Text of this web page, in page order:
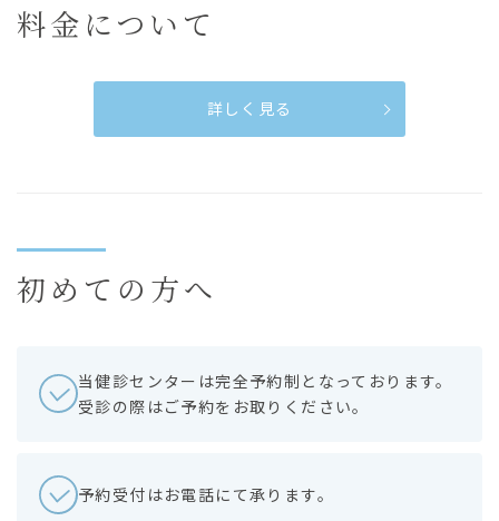
料金について
詳しく見る
初めての方へ
当健診センターは完全予約制となっております。
受診の際はご予約をお取りください。
予約受付はお電話にて承ります。